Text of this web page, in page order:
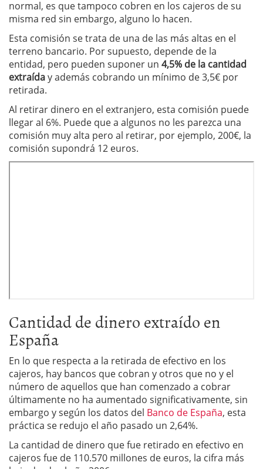
normal, es que tampoco cobren en los cajeros de su
misma red sin embargo, alguno lo hacen.
Esta comisión se trata de una de las más altas en el
terreno bancario. Por supuesto, depende de la
entidad, pero pueden suponer un 4,5% de la cantidad
extraíday además cobrando un mínimo de 3,5€ por
retirada.
Al retirar dinero en el extranjero, esta comisión puede
llegar al 6%. Puede que a algunos no les parezca una
comisión muy alta pero al retirar, por ejemplo, 200€, la
comisión supondrá 12 euros.
Cantidad de dinero extraído en
España
En lo que respecta a la retirada de efectivo en los
cajeros, hay bancos que cobran y otros que no y el
número de aquellos que han comenzado a cobrar
últimamente no ha aumentado significativamente, sin
embargo y según los datos del Banco de España, esta
práctica se redujo el año pasado un 2,64%.
La cantidad de dinero que fue retirado en efectivo en
cajeros fue de 110.570 millones de euros, la cifra más